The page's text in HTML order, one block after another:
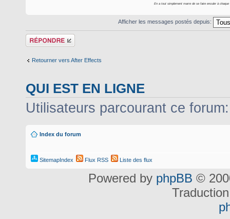
En a tout simplement marre de se faire enculer à
Afficher les messages postés depuis:
Répondre
Retourner vers After Effects
QUI EST EN LIGNE
Utilisateurs parcourant ce
Index du forum
SitemapIndex Flux RSS Liste des flux
Powered by phpBB ©